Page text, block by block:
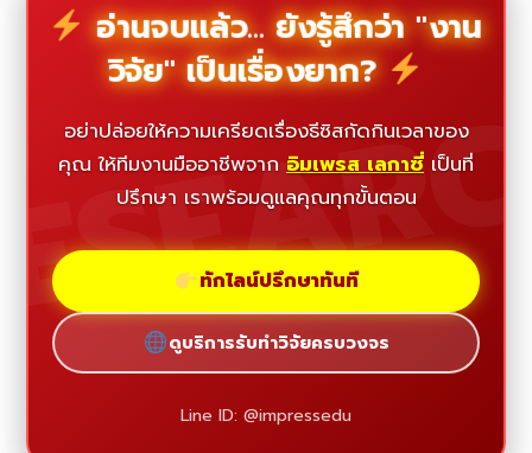
อ่านจบแล้ว... ยังรู้สึกว่า "งาน
วิจัย" เป็นเรื่องยาก?
อย่าปล่อยให้ความเครียดเรื่องธีซิสกัดกินเวลาของ
คุณ ให้ทีมงานมืออาชีพจาก อิมเพรส เลกาซี่ เป็นที่
ปรึกษา เราพร้อมดูแลคุณทุกขั้นตอน
ทักไลน์ปรึกษาทันที
ดูบริการรับทำวิจัยครบวงจร
Line ID: @impressedu